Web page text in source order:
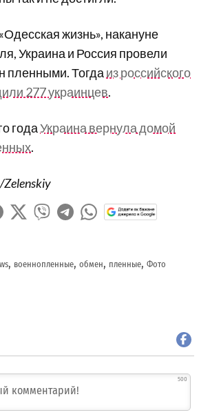
жизнь», накануне
Украина и Россия провели
пленными. Тогдаиз российского
277 украинцев.
годаУкраина вернула домой
.
, военнопленные,обмен, пленные,Фото
500